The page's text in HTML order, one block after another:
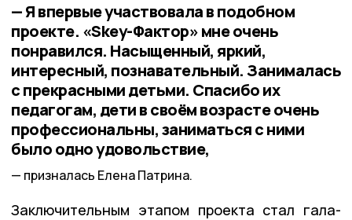
— Я впервые участвовала в подобном
проекте. «Skey-Фактор» мне очень
понравился. Насыщенный, яркий,
интересный, познавательный. Занималась
с прекрасными детьми. Спасибо их
педагогам, дети в своём возрасте очень
профессиональны, заниматься с ними
было одно удовольствие,
призналась Елена Патрина.
Заключительным этапом проекта стал гала-